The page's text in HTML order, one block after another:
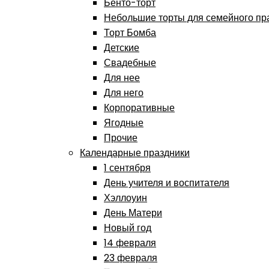
Бенто-торт
Небольшие торты для семейного
Торт Бомба
Детские
Свадебные
Для нее
Для него
Корпоративные
Ягодные
Прочие
Календарные праздники
1 сентября
День учителя и воспитателя
Хэллоуин
День Матери
Новый год
14 февраля
23 февраля